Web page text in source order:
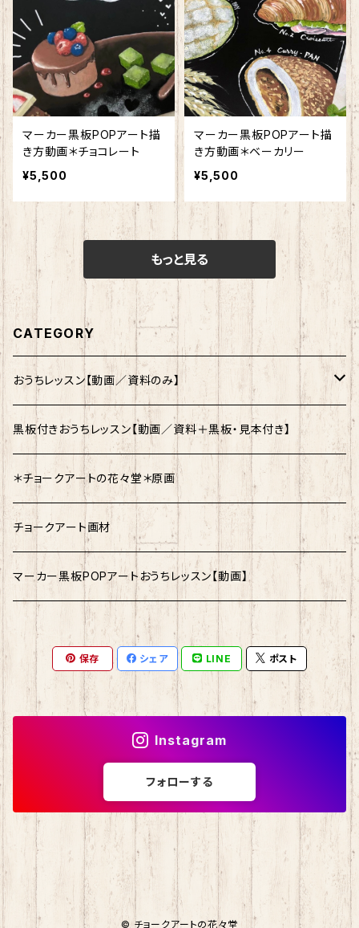
マーカー黒板POPアート描
き方動画＊チョコレート
¥5,500
マーカー黒板POPアート描
き方動画＊ベーカリー
¥5,500
もっと見る
CATEGORY
おうちレッスン【動画／資料のみ】
はじめてさん＆初級者さん向け（制作目安2時間）難易度★☆☆
経験者さん向け（制作目安 3〜6時間）難易度★★☆
経験者さん向け（制作目安3〜6時間）難易度★★★
黒板付きおうちレッスン【動画／資料＋黒板・見本付き】
＊チョークアートの花々堂＊原画
チョークアート画材
マーカー黒板POPアートおうちレッスン【動画】
保存 シェア LINE ポスト
Instagram
フォローする
© チョークアートの花々堂